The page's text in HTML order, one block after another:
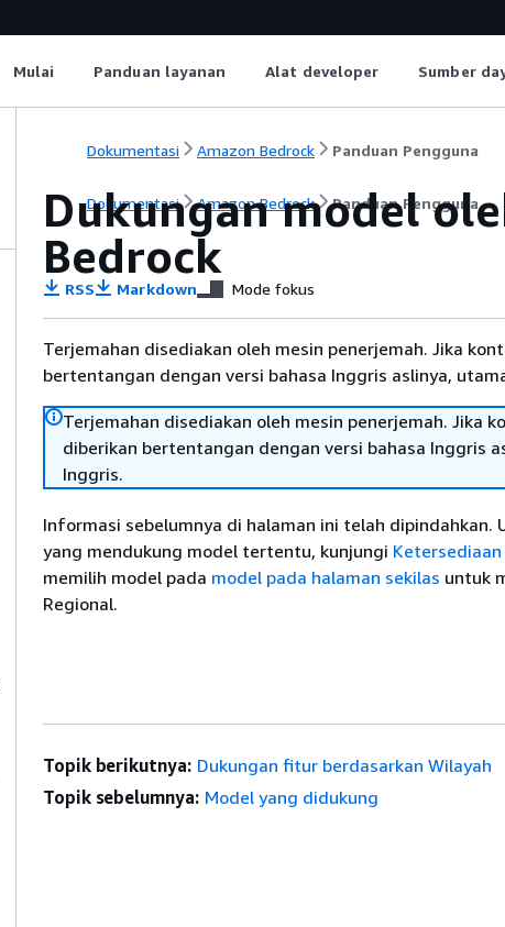
Mulai Panduan layanan Alat developer Sumber
Dokumentasi Amazon Bedrock Panduan Pengguna
Dokumentasi Amazon Bedrock Panduan Pengguna
Dukungan model
Bedrock
RSS Markdown Mode fokus
Terjemahan disediakan oleh mesin penerjemah. Jika
bertentangan dengan versi bahasa Inggris aslinya,
Terjemahan disediakan oleh mesin penerjemah. Jika
diberikan bertentangan dengan versi bahasa Inggris
Inggris.
Informasi sebelumnya di halaman ini telah dipindahkan.
yang mendukung model tertentu, kunjungi
memilih model pada model pada halaman sekilas untuk
Regional.
Topik berikutnya: Dukungan fitur berdasarkan Wilayah
Topik sebelumnya: Model yang didukung